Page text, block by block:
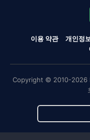
이용 약관 개인정
Copyright © 2010-2026